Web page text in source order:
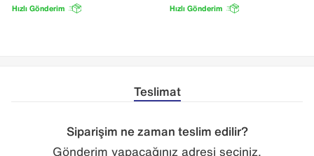
Hızlı Gönderim Hızlı Gönderim
Teslimat
Siparişim ne zaman teslim edilir?
Gönderim yapacağınız adresi seçiniz.